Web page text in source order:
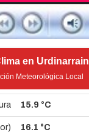
en Urdinarrain
Meteorológica Local